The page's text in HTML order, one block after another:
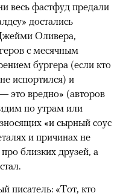
весь фастфуд предали
достались
Оливера,
с месячным
бургера (если кто
испортился) и
это вредно» (авторов
по утрам или
«и сырный соус
и причинах не
близких друзей, а
писатель: «Тот, кто